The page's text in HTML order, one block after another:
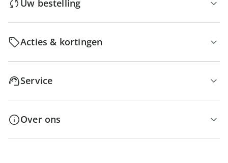
Uw bestelling
Acties & kortingen
Service
Over ons